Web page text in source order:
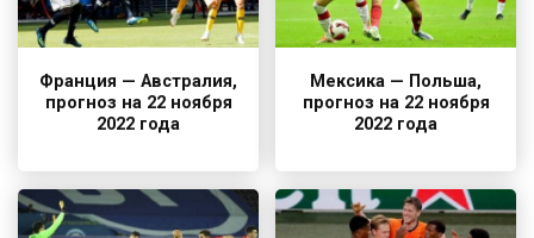
Франция — Австралия,
прогноз на 22 ноября
2022 года
Мексика — Польша,
прогноз на 22 ноября
2022 года